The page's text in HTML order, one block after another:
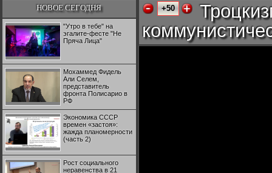
НОВОЕ СЕГОДНЯ
"Утро в тебе" на
эгалите-фесте "Не
Пряча Лица"
Мохаммед Фидель
Али Селем,
представитель
фронта Полисарио в
РФ
Экономика СССР
времен «застоя»:
жажда планомерности
(часть 2)
Рост социального
неравенства в 21
+50